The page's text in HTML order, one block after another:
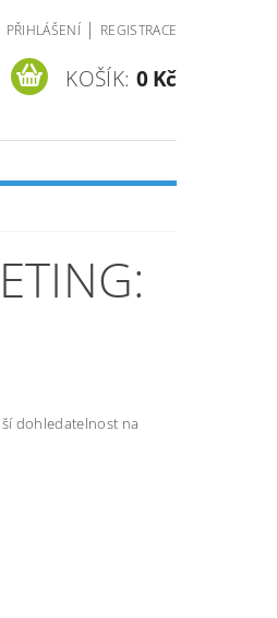
PŘIHLÁŠENÍ | REGISTRACE
KOŠÍK: 0 Kč
dohledatelnost na